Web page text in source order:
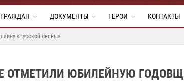
ДОКУМЕНТЫ ГЕРОИ КОНТАКТЫ
«Русской весны»
ОТМЕТИЛИ ЮБИЛЕЙНУЮ